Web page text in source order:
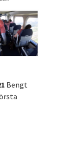
Bengt